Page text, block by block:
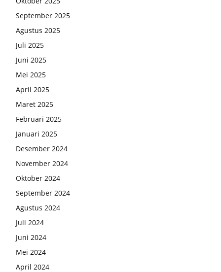
September 2025
Agustus 2025
Juli 2025
Juni 2025
Mei 2025
April 2025
Maret 2025
Februari 2025
Januari 2025
Desember 2024
November 2024
Oktober 2024
September 2024
Agustus 2024
Juli 2024
Juni 2024
Mei 2024
April 2024